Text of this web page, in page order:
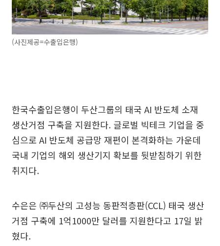
(사진제공=수출입은행)
한국수출입은행이 두산그룹의 태국 AI 반도체 소재
생산거점 구축을 지원한다. 글로벌 빅테크 기업을 중
심으로 AI 반도체 공급망 재편이 본격화하는 가운데
국내 기업의 해외 생산기지 확보를 뒷받침하기 위한
취지다.
수은은 ㈜두산의 고성능 동판적층판(CCL) 태국 생산
거점 구축에 1억1000만 달러를 지원한다고 17일 밝
혔다.